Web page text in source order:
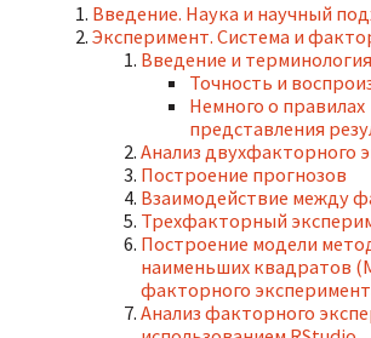
Введение. Наука и научный
Эксперимент. Система и
Введение и терминология
Точность и
Немного о правилах
представления
Анализ двухфакторного
Построение прогнозов
Взаимодействие между
Трехфакторный
Построение модели
наименьших квадратов
факторного
Анализ факторного